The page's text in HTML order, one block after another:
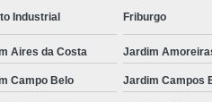
Exóticos
Odontologia
Odontologia para
e Gatos
Odontologia
Industrial Friburgo
Aires da Costa Jardim
Campo Belo Jardim Campos